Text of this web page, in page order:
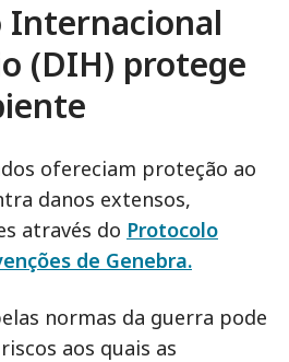
Internacional
(DIH) protege
ofereciam proteção ao
danos extensos,
através do Protocolo
de Genebra.
normas da guerra pode
aos quais as